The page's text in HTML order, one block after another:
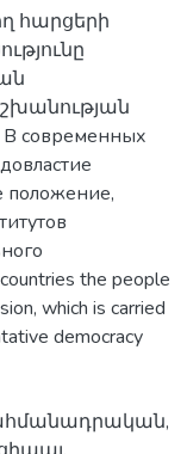
հարցերի
современных
положение,
the people
which is carried
democraсу